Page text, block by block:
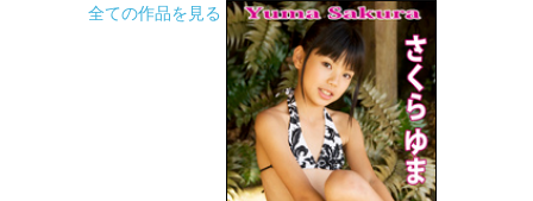
全ての作品を見る